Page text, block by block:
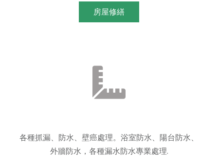
房屋修繕
各種抓漏、防水、壁癌處理。浴室防水、陽台防水、
外牆防水，各種漏水防水專業處理.